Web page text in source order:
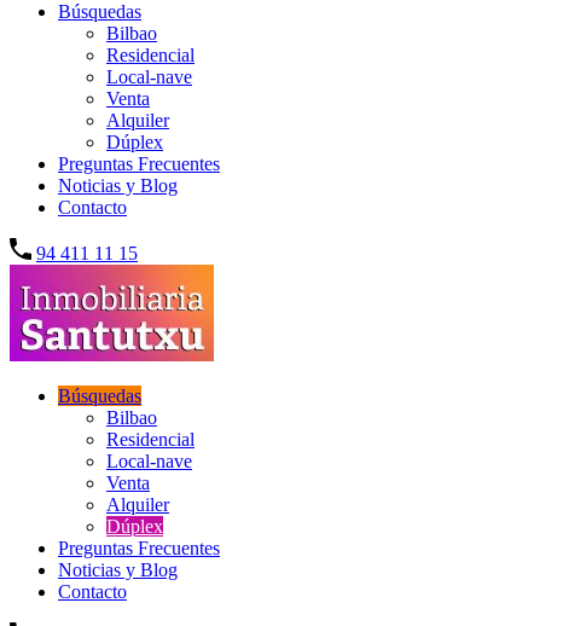
Búsquedas
Bilbao
Residencial
Local-nave
Venta
Alquiler
Dúplex
Preguntas Frecuentes
Noticias y Blog
Contacto
94 411 11 15
Búsquedas
Bilbao
Residencial
Local-nave
Venta
Alquiler
Dúplex
Preguntas Frecuentes
Noticias y Blog
Contacto